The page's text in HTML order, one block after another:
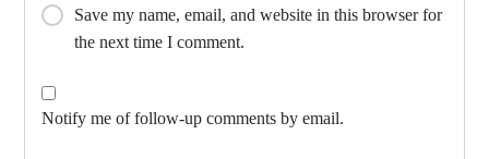
Save my name, email, and website in this browser for
the next time I comment.
Notify me of follow-up comments by email.